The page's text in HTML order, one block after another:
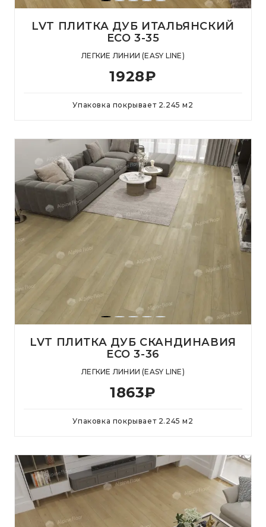
LVT ПЛИТКА ДУБ ИТАЛЬЯНСКИЙ
ЕСО 3-35
ЛЕГКИЕ ЛИНИИ (EASY LINE)
1928₽
Упаковка покрывает 2.245 м 2
LVT ПЛИТКА ДУБ СКАНДИНАВИЯ
ЕСО 3-36
ЛЕГКИЕ ЛИНИИ (EASY LINE)
1863₽
Упаковка покрывает 2.245 м 2